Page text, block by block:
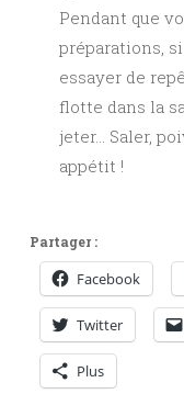
Pendant que
préparations,
essayer de
flotte dans la
jeter… Saler,
appétit !
Partager :
Facebook
Twitter
Plus